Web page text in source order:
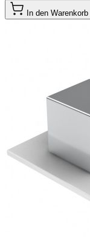
In den Warenkorb